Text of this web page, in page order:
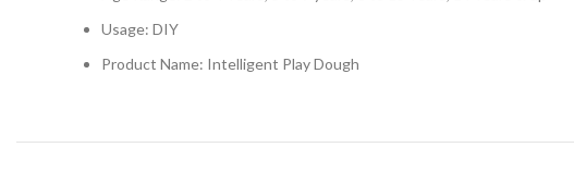
Usage: DIY
Product Name: Intelligent Play Dough